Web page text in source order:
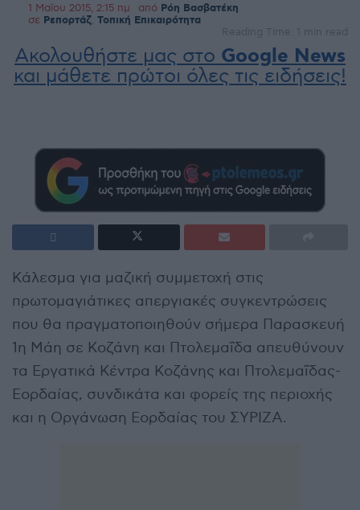
1 Μαΐου 2015, 2:15 πμ από Ρόη Βασβατέκη
σε Ρεπορτάζ Τοπική Επικαιρότητα
Reading Time: 1 min read
Ακολουθήστε μας στο Google News
και μάθετε πρώτοι όλες τις ειδήσεις!
Κάλεσμα για μαζική συμμετοχή στις
πρωτομαγιάτικες απεργιακές συγκεντρώσεις
που θα πραγματοποιηθούν σήμερα Παρασκευή
1η Μάη σε Κοζάνη και Πτολεμαΐδα απευθύνουν
τα Εργατικά Κέντρα Κοζάνης και Πτολεμαΐδας-
Εορδαίας, συνδικάτα και φορείς της περιοχής
και η Οργάνωση Εορδαίας του ΣΥΡΙΖΑ.